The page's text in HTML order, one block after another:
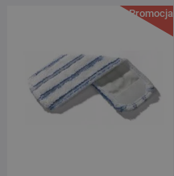
Promocja!